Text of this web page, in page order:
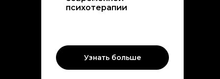
психотерапии
Узнать больше